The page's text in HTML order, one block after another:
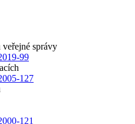
veřejné správy
99
127
121